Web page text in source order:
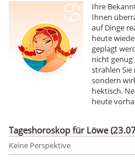
Ihre
Ihnen
auf Dinge
heute
geplagt
nicht genug
strahlen Sie
sondern
hektisch.
heute
Tageshoroskop für Löwe
Keine Perspektive